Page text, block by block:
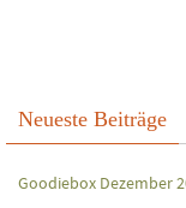
Neueste Beiträge
Goodiebox Dezember